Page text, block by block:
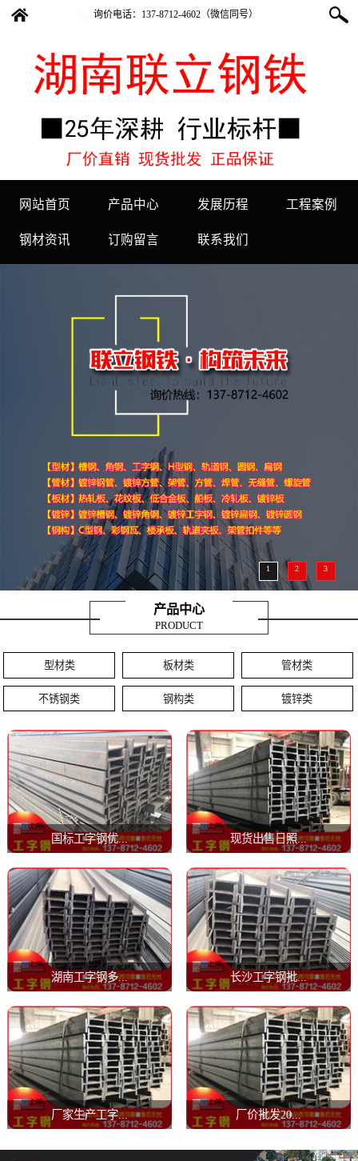
询价电话： 137-8712-4602（微信同号）
网站首页 产品中心 发展历程 工程案例
钢材资讯 订购留言 联系我们
1 2 3
产品中心
PRODUCT
型材类 板材类 管材类
不锈钢类 钢构类 镀锌类
国标工字钢优... 现货出售日照...
湖南工字钢多... 长沙工字钢批...
厂家生产工字... 厂价批发20...